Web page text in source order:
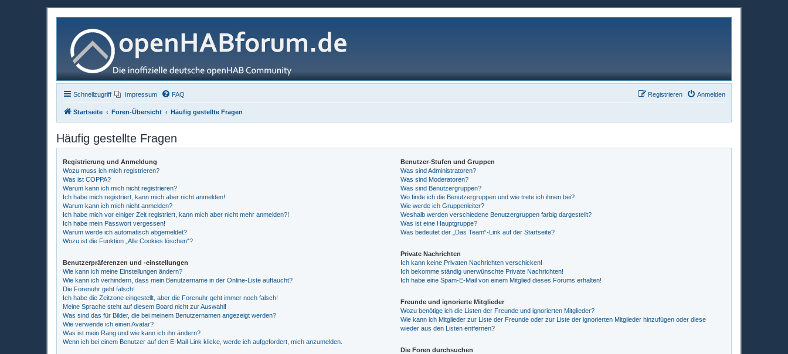
Schnellzugriff Impressum FAQ Anmelden
Registrieren
Startseite Foren-Übersicht Häufig gestellte Fragen
Häufig gestellte Fragen
Registrierung und Anmeldung
Wozu muss ich mich registrieren?
Was ist COPPA?
Warum kann ich mich nicht registrieren?
Ich habe mich registriert, kann mich aber nicht anmelden!
Warum kann ich mich nicht anmelden?
Ich habe mich vor einiger Zeit registriert, kann mich aber nicht mehr anmelden?!
Ich habe mein Passwort vergessen!
Warum werde ich automatisch abgemeldet?
Wozu ist die Funktion „Alle Cookies löschen“?
Benutzerpräferenzen und -einstellungen
Wie kann ich meine Einstellungen ändern?
Wie kann ich verhindern, dass mein Benutzername in der Online-Liste auftaucht?
Die Forenuhr geht falsch!
Ich habe die Zeitzone eingestellt, aber die Forenuhr geht immer noch falsch!
Meine Sprache steht auf diesem Board nicht zur Auswahl!
Was sind das für Bilder, die bei meinem Benutzernamen angezeigt werden?
Wie verwende ich einen Avatar?
Was ist mein Rang und wie kann ich ihn ändern?
Wenn ich bei einem Benutzer auf den E-Mail-Link klicke, werde ich aufgefordert, mich anzumelden.
Benutzer-Stufen und Gruppen
Was sind Administratoren?
Was sind Moderatoren?
Was sind Benutzergruppen?
Wo finde ich die Benutzergruppen und wie trete ich ihnen bei?
Wie werde ich Gruppenleiter?
Weshalb werden verschiedene Benutzergruppen farbig dargestellt?
Was ist eine Hauptgruppe?
Was bedeutet der „Das Team“-Link auf der Startseite?
Private Nachrichten
Ich kann keine Privaten Nachrichten verschicken!
Ich bekomme ständig unerwünschte Private Nachrichten!
Ich habe eine Spam-E-Mail von einem Mitglied dieses Forums erhalten!
Freunde und ignorierte Mitglieder
Wozu benötige ich die Listen der Freunde und ignorierten Mitglieder?
Wie kann ich Mitglieder zur Liste der Freunde oder zur Liste der ignorierten Mitglieder hinzufügen oder diese
wieder aus den Listen entfernen?
Die Foren durchsuchen